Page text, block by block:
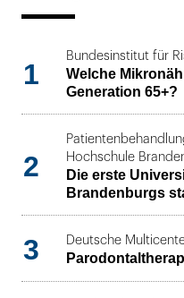
1
Bundesinstitut für
Welche
Generation 65+?
2
Hochschule
Die erste
Brandenburgs
3 Deutsche